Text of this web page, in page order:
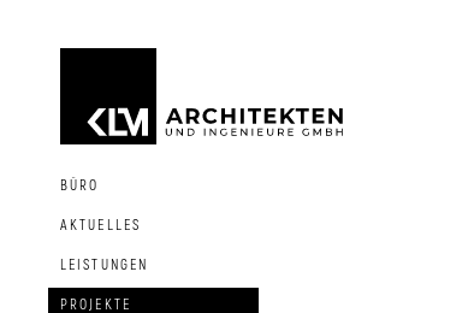
BÜRO
AKTUELLES
LEISTUNGEN
PROJEKTE